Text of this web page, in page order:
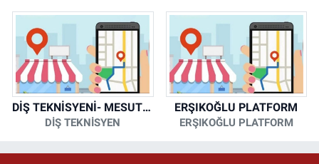
DİŞ TEKNİSYENİ- MESUT KORKMAZ
DİŞ TEKNİSYEN
ERŞIKOĞLU PLATFORM
ERŞIKOĞLU PLATFORM